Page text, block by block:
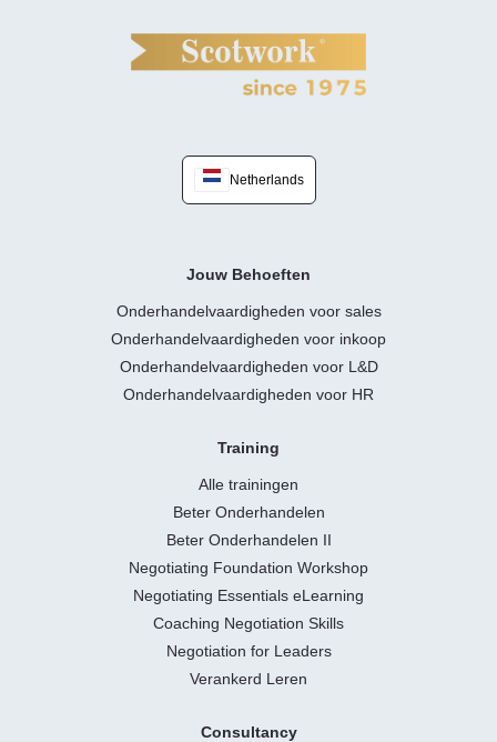
Netherlands
Jouw Behoeften
Onderhandelvaardigheden voor sales
Onderhandelvaardigheden voor inkoop
Onderhandelvaardigheden voor L&D
Onderhandelvaardigheden voor HR
Training
Alle trainingen
Beter Onderhandelen
Beter Onderhandelen II
Negotiating Foundation Workshop
Negotiating Essentials eLearning
Coaching Negotiation Skills
Negotiation for Leaders
Verankerd Leren
Consultancy